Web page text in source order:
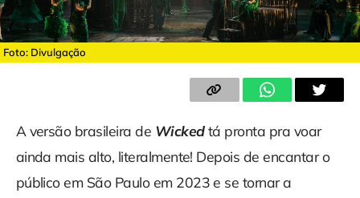
Foto: Divulgação
A versão brasileira de Wicked tá pronta pra voar
ainda mais alto, literalmente! Depois de encantar o
público em São Paulo em 2023 e se tornar a